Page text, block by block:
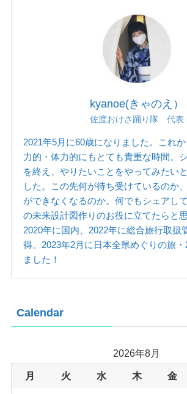
kyanoe(きゃのえ）
佐渡おけさ踊り隊 代表
2021年5月に60歳になりました。これ
力的・体力的にもとても貴重な時間。
を終え、やりたいことをやってみたい
した。この先何が待ち受けているのか
ができなくなるのか。何でもシェアし
の未来設計図作りのお役に立てたらと
2020年に国内、2022年に総合旅行取扱
得。2023年2月に日本全県めぐりの旅
ました！
Calendar
2026年8月
月 火 水 木 金